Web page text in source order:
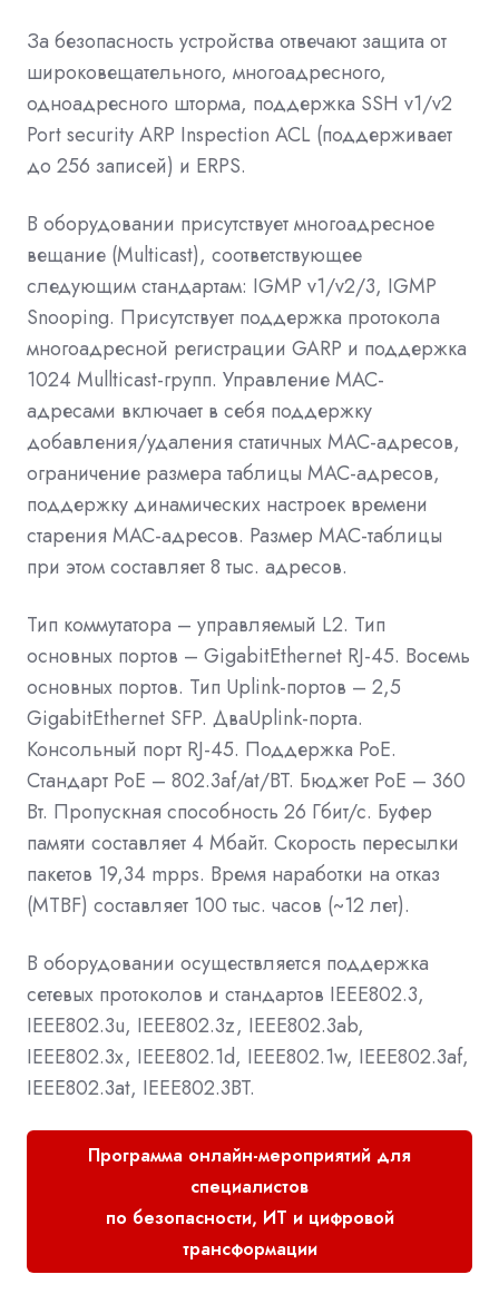
За безопасность устройства отвечают защита от
широковещательного, многоадресного,
одноадресного шторма, поддержка SSH v1/v2
Port security ARP Inspection ACL (поддерживает
до 256 записей) и ERPS.
В оборудовании присутствует многоадресное
вещание (Multicast), соответствующее
следующим стандартам: IGMP v1/v2/3, IGMP
Snooping. Присутствует поддержка протокола
многоадресной регистрации GARP и поддержка
1024 Mullticast-групп. Управление MAC-
адресами включает в себя поддержку
добавления/удаления статичных MAC-адресов,
ограничение размера таблицы MAC-адресов,
поддержку динамических настроек времени
старения MAC-адресов. Размер MAC-таблицы
при этом составляет 8 тыс. адресов.
Тип коммутатора – управляемый L2. Тип
основных портов – GigabitEthernet RJ-45. Восемь
основных портов. Тип Uplink-портов – 2,5
GigabitEthernet SFP. ДваUplink-порта.
Консольный порт RJ-45. Поддержка PoE.
Стандарт PoE – 802.3af/at/BT. Бюджет PoE – 360
Вт. Пропускная способность 26 Гбит/с. Буфер
памяти составляет 4 Мбайт. Скорость пересылки
пакетов 19,34 mpps. Время наработки на отказ
(MTBF) составляет 100 тыс. часов (~12 лет).
В оборудовании осуществляется поддержка
сетевых протоколов и стандартов IEEE802.3,
IEEE802.3u, IEEE802.3z, IEEE802.3ab,
IEEE802.3x, IEEE802.1d, IEEE802.1w, IEEE802.3af,
IEEE802.3at, IEEE802.3BT.
Программа онлайн-мероприятий для
специалистов
по безопасности, ИТ и цифровой
трансформации